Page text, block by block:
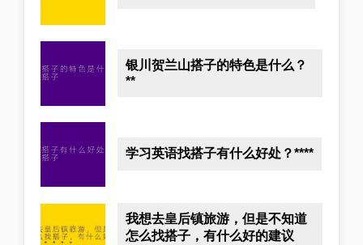
银川贺兰山搭子的特色是什么？
**
学习英语找搭子有什么好处？****
我想去皇后镇旅游，但是不知道
怎么找搭子，有什么好的建议